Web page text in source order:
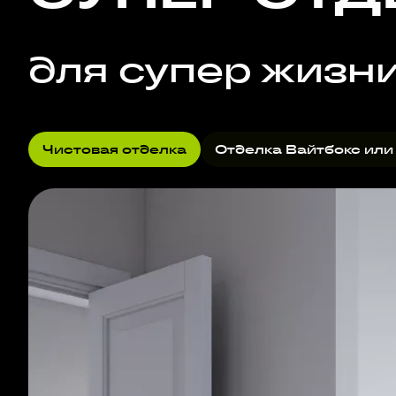
для супер
Чистовая отделка Отделка Вайтбокс